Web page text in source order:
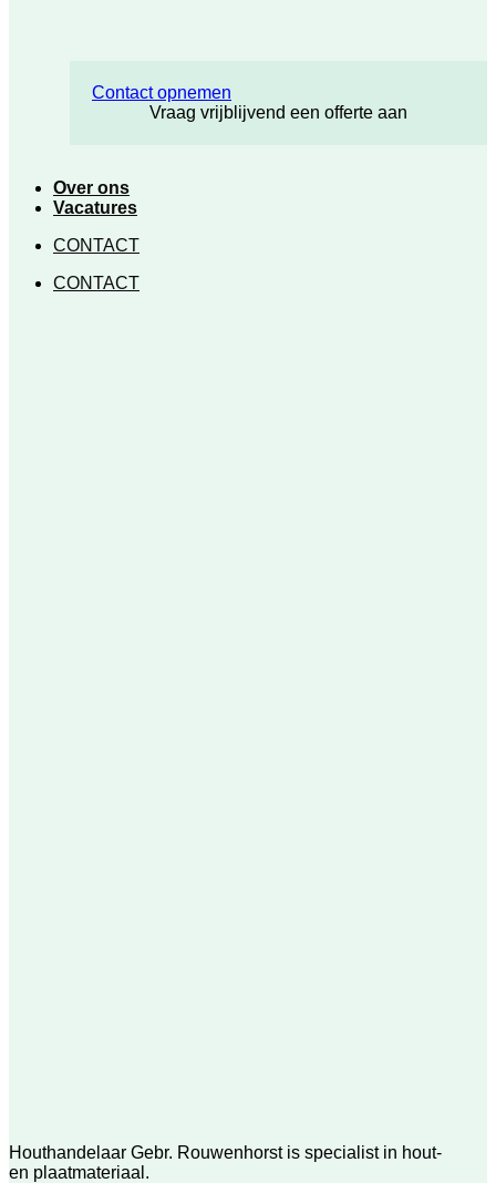
Contact opnemen
Vraag vrijblijvend een offerte aan
Over ons
Vacatures
CONTACT
CONTACT
Houthandelaar Gebr. Rouwenhorst is specialist in hout-
en plaatmateriaal.